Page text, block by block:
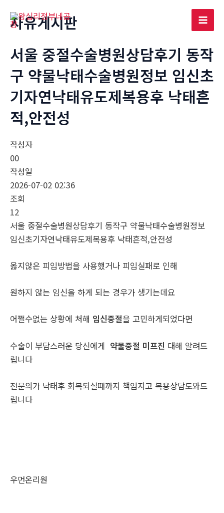
Main
자유게시판
서울 중절수술병원상담후기 동작
구 약물낙태수술병원정보 임신초
기자연낙태유도제복용후 낙태흔
적,안전성
작성자
00
작성일
2026-07-02 02:36
조회
12
서울 중절수술병원상담후기 동작구 약물낙태수술병원정보
임신초기자연낙태유도제복용후 낙태흔적,안전성
옳지않은 피임방법을 사용했거나 피임실패로 인해
원하지 않는 임신을 하게 되는 경우가 생기는데요
어쩔수없는 상황에 처해 임신중절을 고민하게되었다면
수술이 부담스러운 당신에게 약물중절 미프진 대해 알려드
립니다
전문의가 낙태후 회복되실때까지 책임지고 복용상담도와드
립니다
우먼온리원